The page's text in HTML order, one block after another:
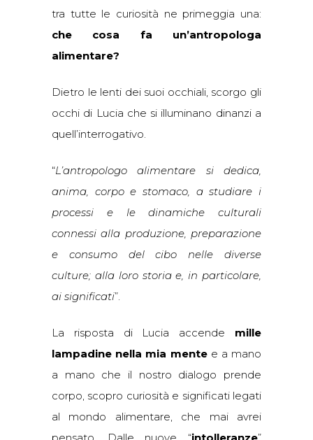
tra tutte le curiosità ne primeggia una:
che cosa fa un’antropologa
alimentare?
Dietro le lenti dei suoi occhiali, scorgo gli
occhi di Lucia che si illuminano dinanzi a
quell’interrogativo.
“L’antropologo alimentare si dedica,
anima, corpo e stomaco, a studiare i
processi e le dinamiche culturali
connessi alla produzione, preparazione
e consumo del cibo nelle diverse
culture; alla loro storia e, in particolare,
ai significati”.
La risposta di Lucia accende mille
lampadine nella mia mentee a mano
a mano che il nostro dialogo prende
corpo, scopro curiosità e significati legati
al mondo alimentare, che mai avrei
pensato. Dalle nuove “intolleranze”